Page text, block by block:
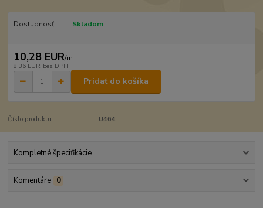
Dostupnosť Skladom
10,28 EUR/m
8,36 EUR bez DPH
Pridať do košíka
Číslo produktu: U464
Kompletné špecifikácie
Komentáre 0